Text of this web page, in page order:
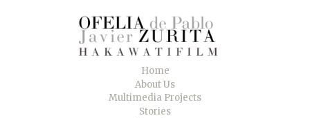
Home
About Us
Multimedia Projects
Stories